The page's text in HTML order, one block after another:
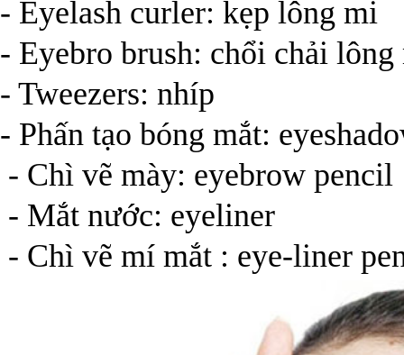
- Eyelash curler: kẹp lông mi
- Eyebro brush: chổi chải lông
- Tweezers: nhíp
- Phấn tạo bóng mắt:
- Chì vẽ mày: eyebrow pencil
- Mắt nước: eyeliner
- Chì vẽ mí mắt : eye-liner